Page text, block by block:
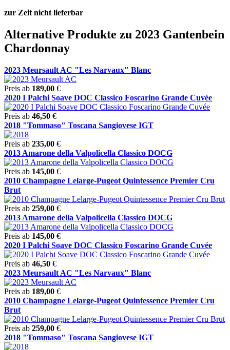
zur Zeit nicht lieferbar
Alternative Produkte zu 2023 Gantenbein
Chardonnay
2023 Meursault AC "Les Narvaux" Blanc
Preis ab 189,00 €
2020 I Palchi Soave DOC Classico Foscarino Grande Cuvée
Preis ab 46,50 €
2018 "Tommaso" Toscana Sangiovese IGT
Preis ab 235,00 €
2013 Amarone della Valpolicella Classico DOCG
Preis ab 145,00 €
2010 Champagne Lelarge-Pugeot Quintessence Premier Cru
Brut
Preis ab 259,00 €
2013 Amarone della Valpolicella Classico DOCG
Preis ab 145,00 €
2020 I Palchi Soave DOC Classico Foscarino Grande Cuvée
Preis ab 46,50 €
2023 Meursault AC "Les Narvaux" Blanc
Preis ab 189,00 €
2010 Champagne Lelarge-Pugeot Quintessence Premier Cru
Brut
Preis ab 259,00 €
2018 "Tommaso" Toscana Sangiovese IGT